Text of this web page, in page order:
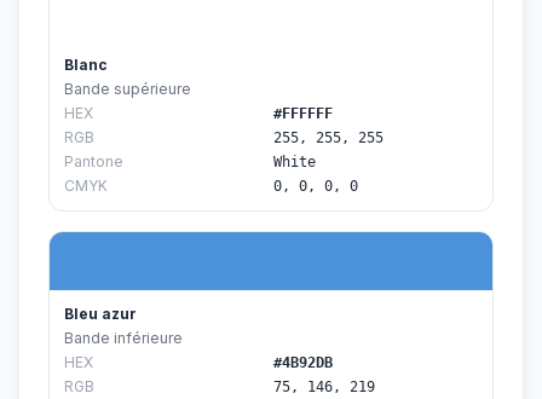
Blanc
Bande supérieure
HEX
#FFFFFF
RGB 255, 255, 255
Pantone White
CMYK 0, 0, 0, 0
Bleu azur
Bande inférieure
HEX
#4B92DB
RGB 75, 146, 219